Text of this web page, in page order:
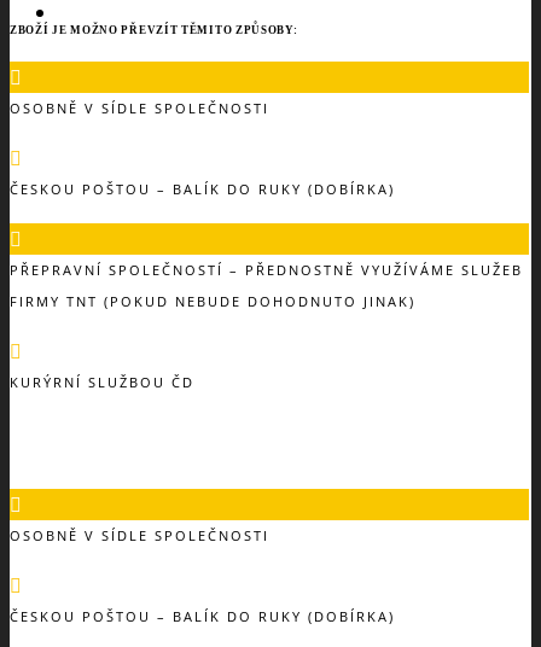
ZBOŽÍ JE MOŽNO PŘEVZÍT TĚMITO ZPŮSOBY:
OSOBNĚ V SÍDLE SPOLEČNOSTI
ČESKOU POŠTOU – BALÍK DO RUKY (DOBÍRKA)
PŘEPRAVNÍ SPOLEČNOSTÍ – PŘEDNOSTNĚ VYUŽÍVÁME SLUŽEB
FIRMY TNT (POKUD NEBUDE DOHODNUTO JINAK)
KURÝRNÍ SLUŽBOU ČD
OSOBNĚ V SÍDLE SPOLEČNOSTI
ČESKOU POŠTOU – BALÍK DO RUKY (DOBÍRKA)